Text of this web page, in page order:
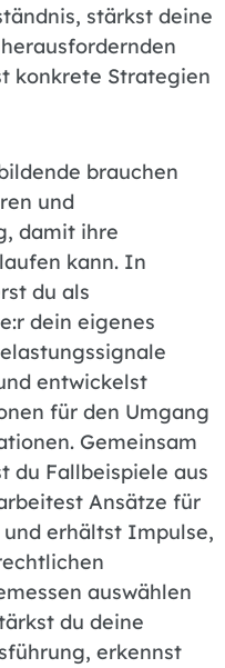
stärkst deine
konkrete Strategien
brauchen
und
damit ihre
kann. In
du als
dein eigenes
entwickelst
für den Umgang
Gemeinsam
du Fallbeispiele aus
Ansätze für
erhältst Impulse,
auswählen
du deine
erkennst